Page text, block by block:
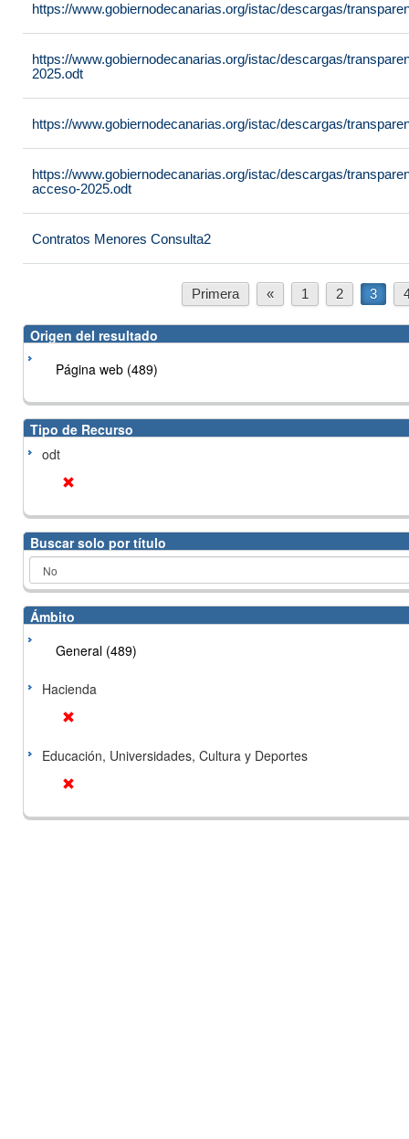
https://www.gobiernodecanarias.org/istac/descargas/
https://www.gobiernodecanarias.org/istac/descargas/
2025.odt
https://www.gobiernodecanarias.org/istac/descargas/
https://www.gobiernodecanarias.org/istac/descargas/
acceso-2025.odt
Contratos Menores Consulta2
Primera « 1 2 3
Origen del resultado
Página web (489)
Tipo de Recurso
odt
Buscar solo por título
Ámbito
General (489)
Hacienda
Educación, Universidades, Cultura y Deportes